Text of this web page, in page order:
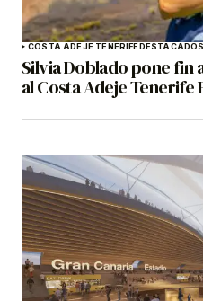
COSTA ADEJE TENERIFE
Silvia Doblado pone fin
al Costa Adeje Tenerife